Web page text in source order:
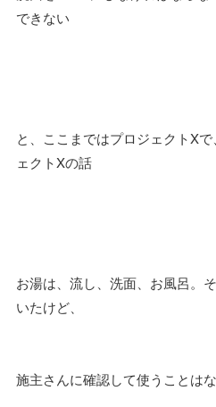
できない
と、ここまではプロジェクトX
ェクトXの話
お湯は、流し、洗面、お風呂。
いたけど、
施主さんに確認して使うことは